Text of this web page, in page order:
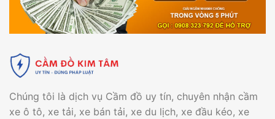
Chúng tôi là dịch vụ Cầm đồ uy tín, chuyên nhận cầm
xe ô tô, xe tải, xe bán tải, xe du lịch, xe đầu kéo, xe